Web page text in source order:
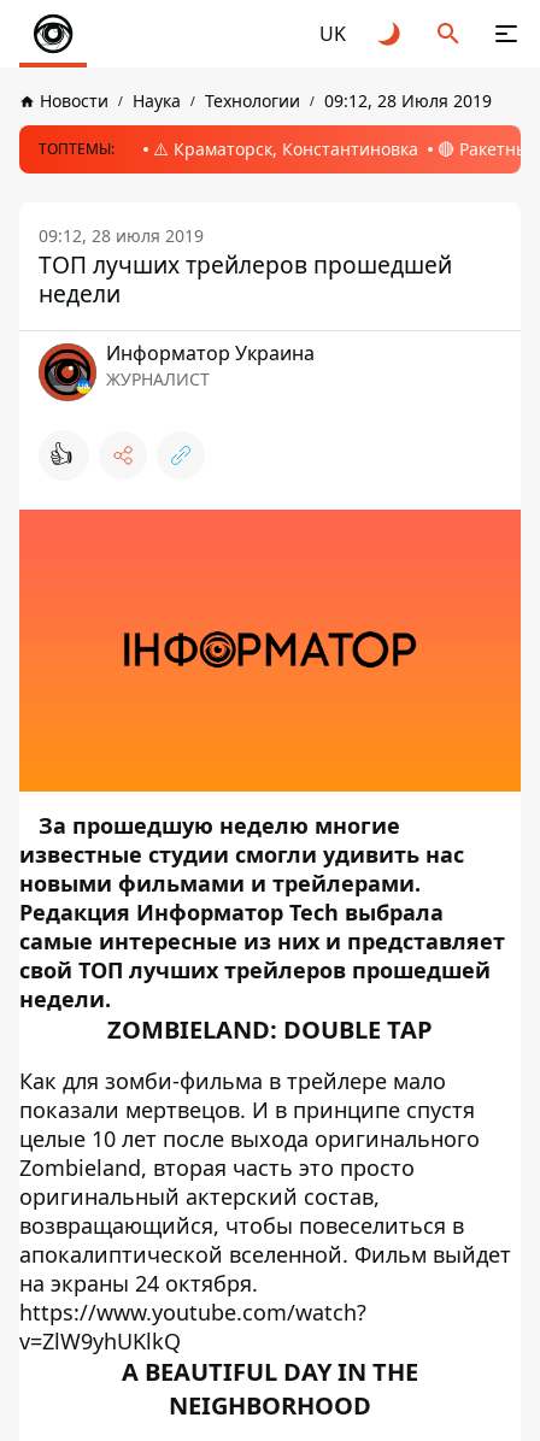
UK
Новости Наука Технологии 09:12, 28 Июля 2019
ТОПТЕМЫ: ⚠️ Краматорск, Константиновка 🔴
09:12, 28 июля 2019
ТОП лучших трейлеров прошедшей
недели
Информатор Украина
ЖУРНАЛИСТ
👍
За прошедшую неделю многие
известные студии смогли удивить нас
новыми фильмами и трейлерами.
Редакция Информатор Tech выбрала
самые интересные из них и представляет
свой ТОП лучших трейлеров прошедшей
недели.
ZOMBIELAND: DOUBLE TAP
Как для зомби-фильма в трейлере мало
показали мертвецов. И в принципе спустя
целые 10 лет после выхода оригинального
Zombieland, вторая часть это просто
оригинальный актерский состав,
возвращающийся, чтобы повеселиться в
апокалиптической вселенной. Фильм выйдет
на экраны 24 октября.
https://www.youtube.com/watch?
v=ZlW9yhUKlkQ
A BEAUTIFUL DAY IN THE
NEIGHBORHOOD